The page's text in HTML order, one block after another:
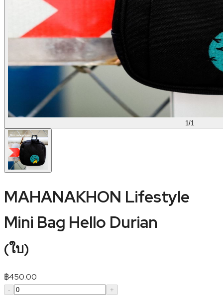
1/1
MAHANAKHON Lifestyle
Mini Bag Hello Durian
(ใบ)
฿450.00
- +